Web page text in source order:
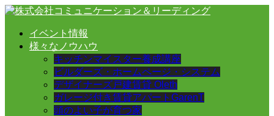
イベント情報
様々なノウハウ
キッチンマイスター養成講座
ビルダーズ・ホームページ・システム
デザイナーズ戸建賃貸 Oleth
ガレージ付き賃貸アパートGarenT
頭のよい子が育つ家